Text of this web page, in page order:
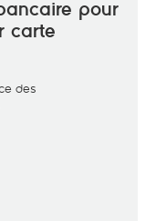
pour
carte
des